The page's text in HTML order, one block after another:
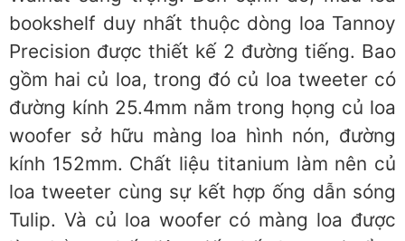
bookshelf duy nhất thuộc dòng loa Tannoy
Precision được thiết kế 2 đường tiếng. Bao
gồm hai củ loa, trong đó củ loa tweeter có
đường kính 25.4mm nằm trong họng củ loa
woofer sở hữu màng loa hình nón, đường
kính 152mm. Chất liệu titanium làm nên củ
loa tweeter cùng sự kết hợp ống dẫn sóng
Tulip. Và củ loa woofer có màng loa được